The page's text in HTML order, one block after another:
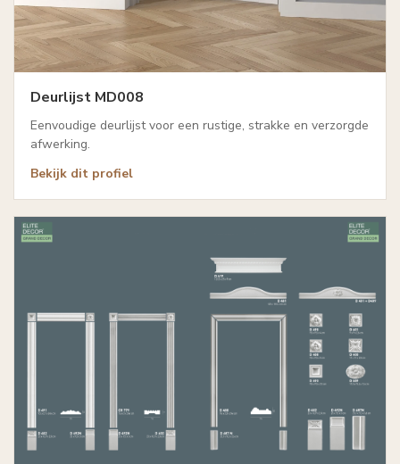
Deurlijst MD008
Eenvoudige deurlijst voor een rustige, strakke en verzorgde
afwerking.
Bekijk dit profiel